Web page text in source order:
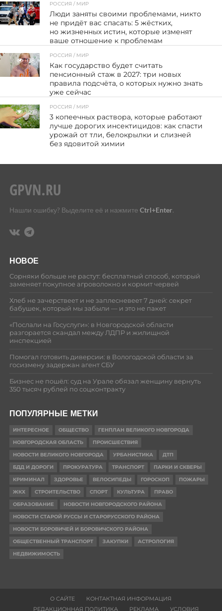
58
РОССИЯ / МИР
Люди заняты своими проблемами, никто
не придёт вас спасать: 5 жёстких,
но жизненных истин, которые изменят
ваше отношение к проблемам
138
РОССИЯ / МИР
Как государство будет считать
пенсионный стаж в 2027: три новых
правила подсчёта, о которых нужно знать
уже сейчас
109
РОССИЯ / МИР
3 копеечных раствора, которые работают
лучше дорогих инсектицидов: как спасти
урожай от тли, белокрылки и слизней
без ядовитой химии
Нашли ошибку? Выделите её и нажмите Ctrl+Enter.
НОВОЕ
Сорняки больше не растут: бесплатный способ, который
заменяет покупное агроволокно и кормит червей
Хлеб не зачерствеет и не заплесневеет 7 дней: секрет
бабушек, который мы забыли — и это не пакет
«Послали на Госуслуги»: в Новгородской области
разгорается скандал между ЛДПР и жилищной
инспекцией
Помогал готовить диверсии: в Вологодской области за
госизмену задержан агент СБУ
Бизнес не пошёл: суд на Урале обязал женщину вернуть
350 тысяч рублей по соцконтракту
ПОПУЛЯРНЫЕ МЕТКИ
ИНТЕРЕСНОЕ ОБЩЕСТВО
ГЕНПЛАН ВЕЛИКОГО НОВГОРОДА
НОВГОРОДСКАЯ ОБЛАСТЬ
ПРОИСШЕСТВИЯ
НОВОСТИ ВЕЛИКОГО НОВГОРОДА
УРБАНИСТИКА
ДТП
БДД И ДОРОГИ
ПРОКУРАТУРА ТРАНСПОРТ
ПАРКИ И СКВЕРЫ
КРИМИНАЛ
ЗДОРОВЬЕ ВЕЛОСИПЕДЫ ГОРОСКОП
ПОЖАРЫ
ЖКХ
СТРОИТЕЛЬСТВО СПОРТ КУЛЬТУРА
ПРАВО
ОБРАЗОВАНИЕ
НОВОСТИ НОВГОРОДСКОГО РАЙОНА
НОВОСТИ СТАРОЙ РУССЫ И СТАРОРУССКОГО РАЙОНА
НОВОСТИ БОРОВИЧЕЙ И БОРОВИЧСКОГО РАЙОНА
ОБЩЕСТВЕННЫЙ ТРАНСПОРТ
ЗАКУПКИ
АСТРОЛОГИЯ
НЕДВИЖИМОСТЬ
О САЙТЕ
КОНТАКТНАЯ ИНФОРМАЦИЯ
РЕДАКЦИОННАЯ ПОЛИТИКА
РЕКЛАМА УСЛОВИЯ